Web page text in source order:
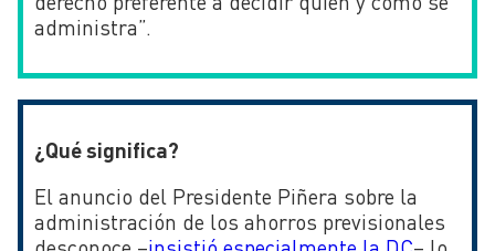
administra”.
¿Qué significa?
El anuncio del Presidente Piñera sobre la
administración de los ahorros previsionales